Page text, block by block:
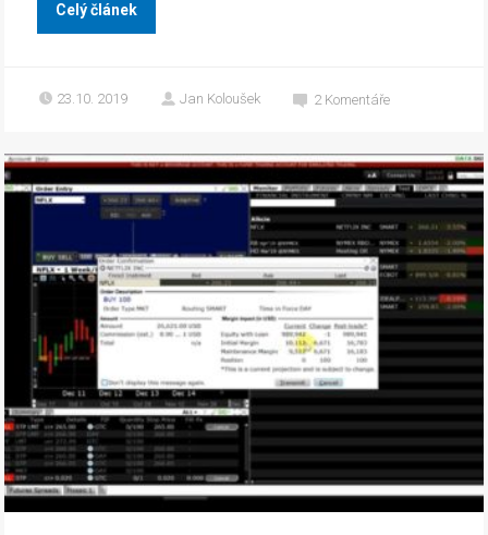
Celý článek
23.10. 2019 Jan Koloušek 2 Komentáře